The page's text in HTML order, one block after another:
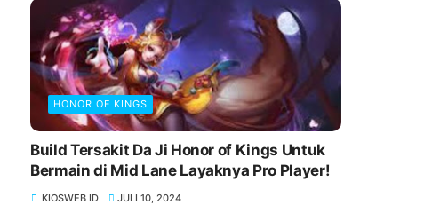
HONOR OF KINGS
Build Tersakit Da Ji Honor of Kings Untuk
Bermain di Mid Lane Layaknya Pro Player!
KIOSWEB ID JULI 10, 2024